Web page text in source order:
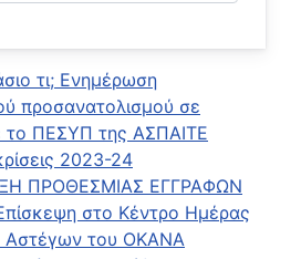
τι; Ενημέρωση
προσανατολισμού σε
το ΠΕΣΥΠ της ΑΣΠΑΙΤΕ
2023-24
ΠΡΟΘΕΣΜΙΑΣ ΕΓΓΡΑΦΩΝ
στο Κέντρο Ημέρας
Αστέγων του ΟΚΑΝΑ